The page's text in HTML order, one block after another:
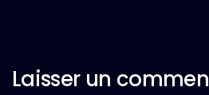
Laisser un